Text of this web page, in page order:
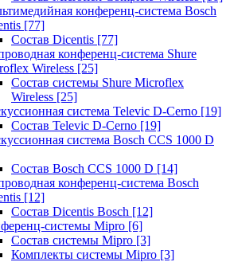
конференц-система Bosch
[77]
Состав Dicentis [77]
конференц-система Shure
Wireless [25]
Состав системы Shure Microflex
Wireless [25]
система Televic D-Cerno [19]
Состав Televic D-Cerno [19]
система Bosch CCS 1000 D
Состав Bosch CCS 1000 D [14]
конференц-система Bosch
[12]
Состав Dicentis Bosch [12]
системы Mipro [6]
Состав системы Mipro [3]
Комплекты системы Mipro [3]